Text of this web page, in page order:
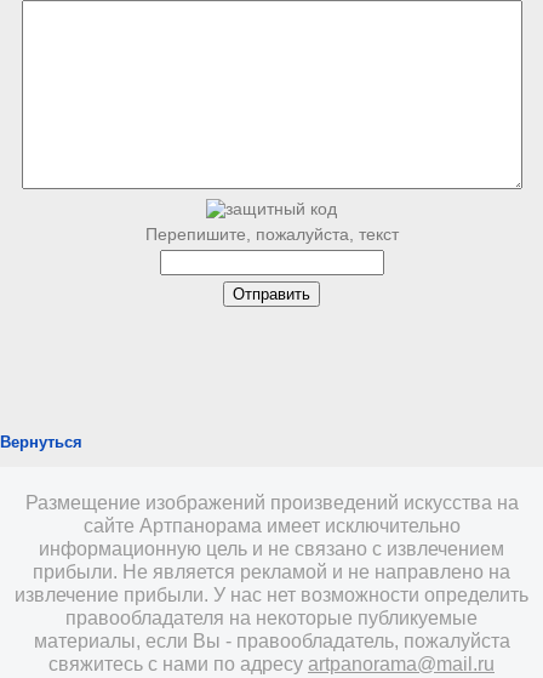
Перепишите, пожалуйста, текст
Вернуться
Размещение изображений произведений искусства на
сайте Артпанорама имеет исключительно
информационную цель и не связано с извлечением
прибыли. Не является рекламой и не направлено на
извлечение прибыли. У нас нет возможности определить
правообладателя на некоторые публикуемые
материалы, если Вы - правообладатель, пожалуйста
свяжитесь с нами по адресу artpanorama@mail.ru